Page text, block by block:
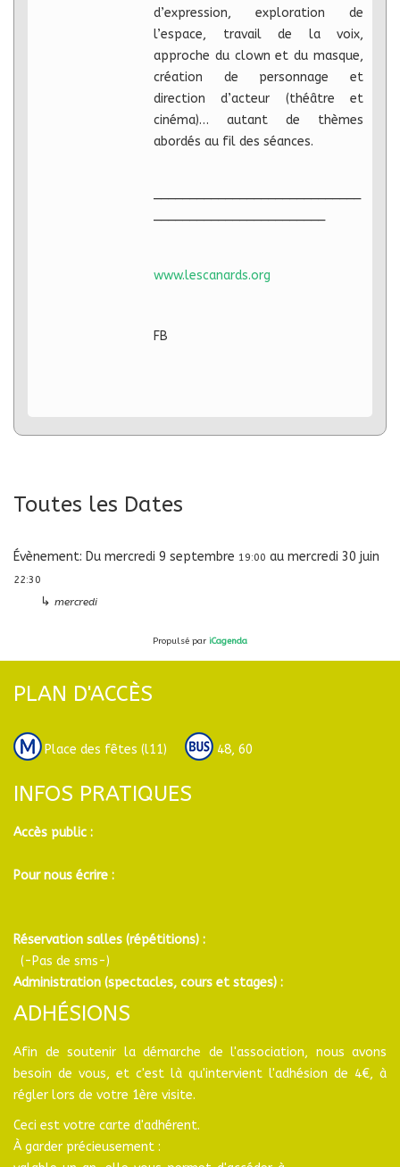
d’expression, exploration de
l’espace, travail de la voix,
approche du clown et du masque,
création de personnage et
direction d’acteur (théâtre et
cinéma)… autant de thèmes
abordés au fil des séances.
www.lescanards.org
FB
Toutes les Dates
Évènement: Du mercredi 9 septembre 19:00 au mercredi 30 juin
22:30
↳ mercredi
Propulsé par iCagenda
PLAN D'ACCÈS
Place des fêtes (l11) 48, 60
INFOS PRATIQUES
Accès public :
Pour nous écrire :
Réservation salles (répétitions) :
(-Pas de sms-)
Administration (spectacles, cours et stages) :
ADHÉSIONS
Afin de soutenir la démarche de l'association, nous avons
besoin de vous, et c'est là qu'intervient l'adhésion de 4€, à
régler lors de votre 1ère visite.
Ceci est votre carte d'adhérent.
À garder précieusement :